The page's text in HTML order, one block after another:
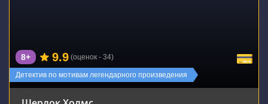
Детектив по мотивам легендарного произведения
8+ 9.9 (оценок - 34)